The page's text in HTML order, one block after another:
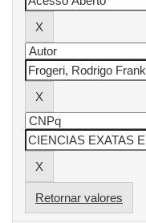
Retornar valores